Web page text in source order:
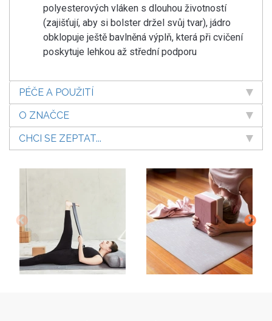
polyesterových vláken s dlouhou životností
(zajišťují, aby si bolster držel svůj tvar), jádro
obklopuje ještě bavlněná výplň, která při cvičení
poskytuje lehkou až střední podporu
PÉČE A POUŽITÍ
O ZNAČCE
CHCI SE ZEPTAT...